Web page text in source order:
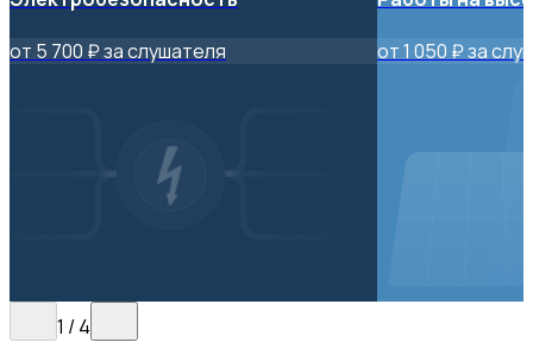
от 5 700 ₽ за слушателя
от 1 050 ₽ за
1 /4